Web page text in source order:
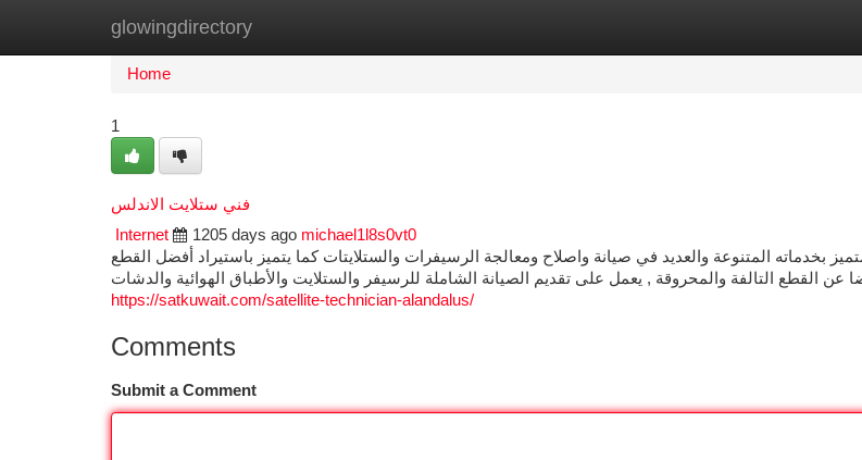
glowingdirectory
Home New Site Listings
Home
1
فني ستلايت الاندلس
Internet
1205 days ago michael1l8s0vt0
بخدماته المتنوعة والعديد في صيانة واصلاح ومعالجة الرسيفرات والستلايتات كما يتميز باستيراد أفضل القطع
عن القطع التالفة والمحروقة , يعمل على تقديم الصيانة الشاملة للرسيفر والستلايت والأطباق الهوائية والدشات
https://satkuwait.com/satellite-technician-alandalus/
Comments
Submit a Comment